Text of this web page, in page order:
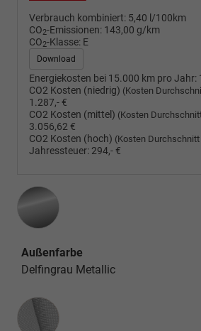
Verbrauch kombiniert: 5,40 l/100km
CO2-Emissionen: 143,00 g/km
CO2-Klasse: E
Download
Energiekosten bei 15.000 km pro Jahr:
CO2 Kosten (niedrig) (Kosten
1.287,- €
CO2 Kosten (mittel) (Kosten
3.056,62 €
CO2 Kosten (hoch) (Kosten
Jahressteuer: 294,- €
Außenfarbe
Delfingrau Metallic
Innenausstattung